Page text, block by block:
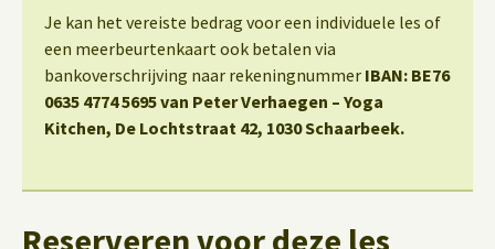
Je kan het vereiste bedrag voor een individuele les of
een meerbeurtenkaart ook betalen via
bankoverschrijving naar rekeningnummer IBAN: BE76
0635 4774 5695 van Peter Verhaegen – Yoga
Kitchen, De Lochtstraat 42, 1030 Schaarbeek.
Reserveren voor deze les